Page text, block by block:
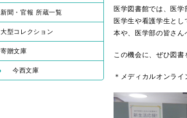
医学図書館では、医学
医学生や看護学生と
本や、医学部の皆さん
この機会に、ぜひ図書
＊メディカルオンライ
新聞・官報 所蔵一覧
大型コレクション
寄贈文庫
今西文庫